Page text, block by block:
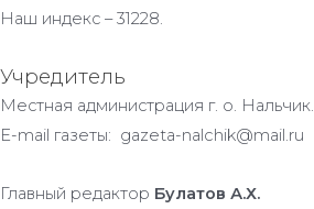
Наш индекс – 31228.
Учредитель
Местная администрация г. о. Нальчик.
E-mail газеты: gazeta-nalchik@mail.ru
Главный редактор Булатов А.Х.